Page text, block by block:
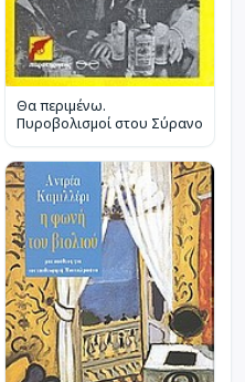
Θα περιμένω.
Πυροβολισμοί στου Σύρανο